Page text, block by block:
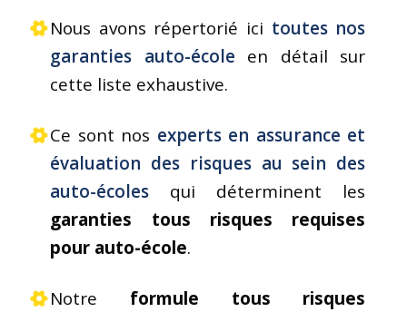
Nous avons répertorié ici toutes nos
garanties auto-école en détail sur
cette liste exhaustive.
Ce sont nos experts en assurance et
évaluation des risques au sein des
auto-écoles qui déterminent les
garanties tous risques requises
pour auto-école.
Notre formule tous risques